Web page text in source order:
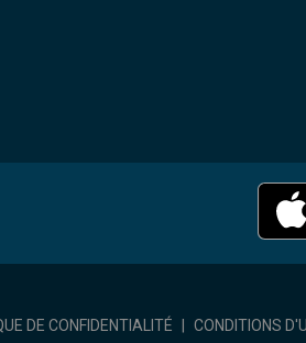
DE CONFIDENTIALITÉ | CONDITIONS